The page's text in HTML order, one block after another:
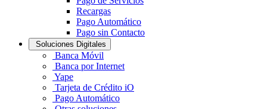
Recargas
Pago Automático
Pago sin Contacto
Soluciones Digitales
Banca Móvil
Banca por Internet
Yape
Tarjeta de Crédito iO
Pago Automático